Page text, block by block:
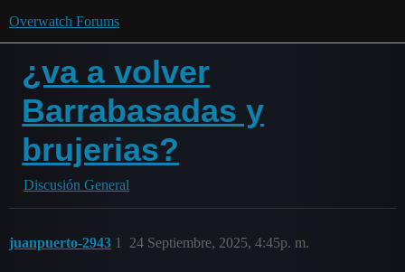
Overwatch Forums
¿va a volver
Barrabasadas y
brujerias?
Discusión General
juanpuerto-2943 24 Septiembre, 2025, 4:45p. m.
1